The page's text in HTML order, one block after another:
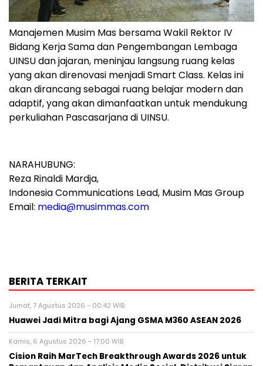
Manajemen Musim Mas bersama Wakil Rektor IV
Bidang Kerja Sama dan Pengembangan Lembaga
UINSU dan jajaran, meninjau langsung ruang kelas
yang akan direnovasi menjadi Smart Class. Kelas ini
akan dirancang sebagai ruang belajar modern dan
adaptif, yang akan dimanfaatkan untuk mendukung
perkuliahan Pascasarjana di UINSU.
NARAHUBUNG:
Reza Rinaldi Mardja,
Indonesia Communications Lead, Musim Mas Group
Email: media@musimmas.com
BERITA TERKAIT
Jumat, 7 Agustus 2026 - 00:42 WIB
Huawei Jadi Mitra bagi Ajang GSMA M360 ASEAN 2026
Kamis, 6 Agustus 2026 - 17:00 WIB
Cision Raih MarTech Breakthrough Awards 2026 untuk